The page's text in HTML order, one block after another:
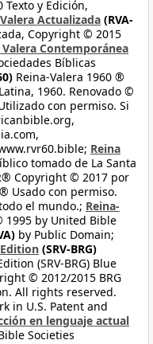
y Edición,
Actualizada (RVA-
Copyright © 2015
Valera Contemporánea
Bíblicas
Reina-Valera 1960 ®
1960. Renovado ©
con permiso. Si
Reina
tomado de La Santa
Copyright © 2017 por
Usado con permiso.
el mundo.; Reina-
1995 by United Bible
by Public Domain;
(SRV-BRG)
(SRV-BRG) Blue
© 2012/2015 BRG
All rights reserved.
in U.S. Patent and
en lenguaje actual
Societies